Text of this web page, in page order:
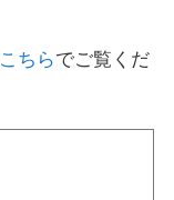
こちらでご覧くだ